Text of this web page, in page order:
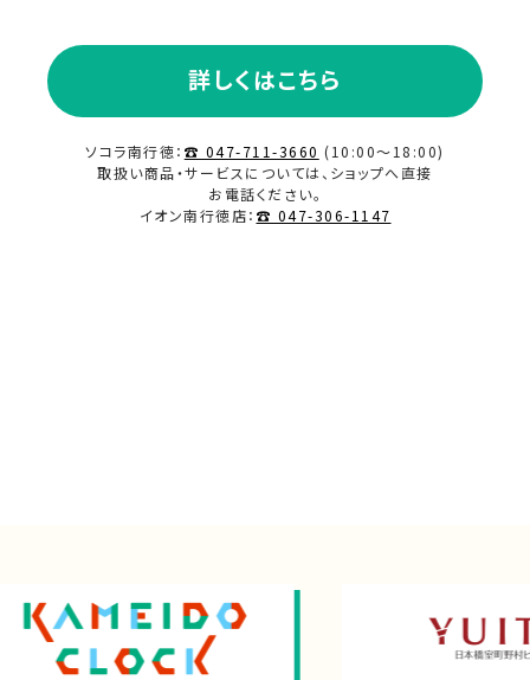
2024.02
2024.01
2023.12
2023.06
詳しくはこちら
ソコラ南行徳： ☎ 047-711-3660 (10:00～18:00)
取扱い商品・サービスについては、ショップへ直接
お電話ください。
イオン南行徳店： ☎ 047-306-1147